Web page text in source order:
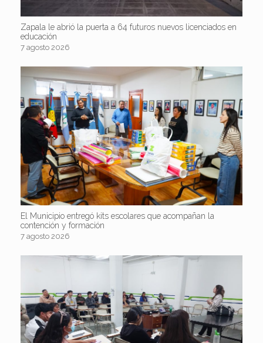
Zapala le abrió la puerta a 64 futuros nuevos licenciados en
educación
7 agosto 2026
El Municipio entregó kits escolares que acompañan la
contención y formación
7 agosto 2026